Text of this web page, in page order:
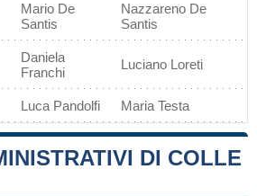
Mario De
Santis
Nazzareno De
Santis
Daniela
Franchi
Luciano Loreti
Luca Pandolfi Maria Testa
DI COLLE